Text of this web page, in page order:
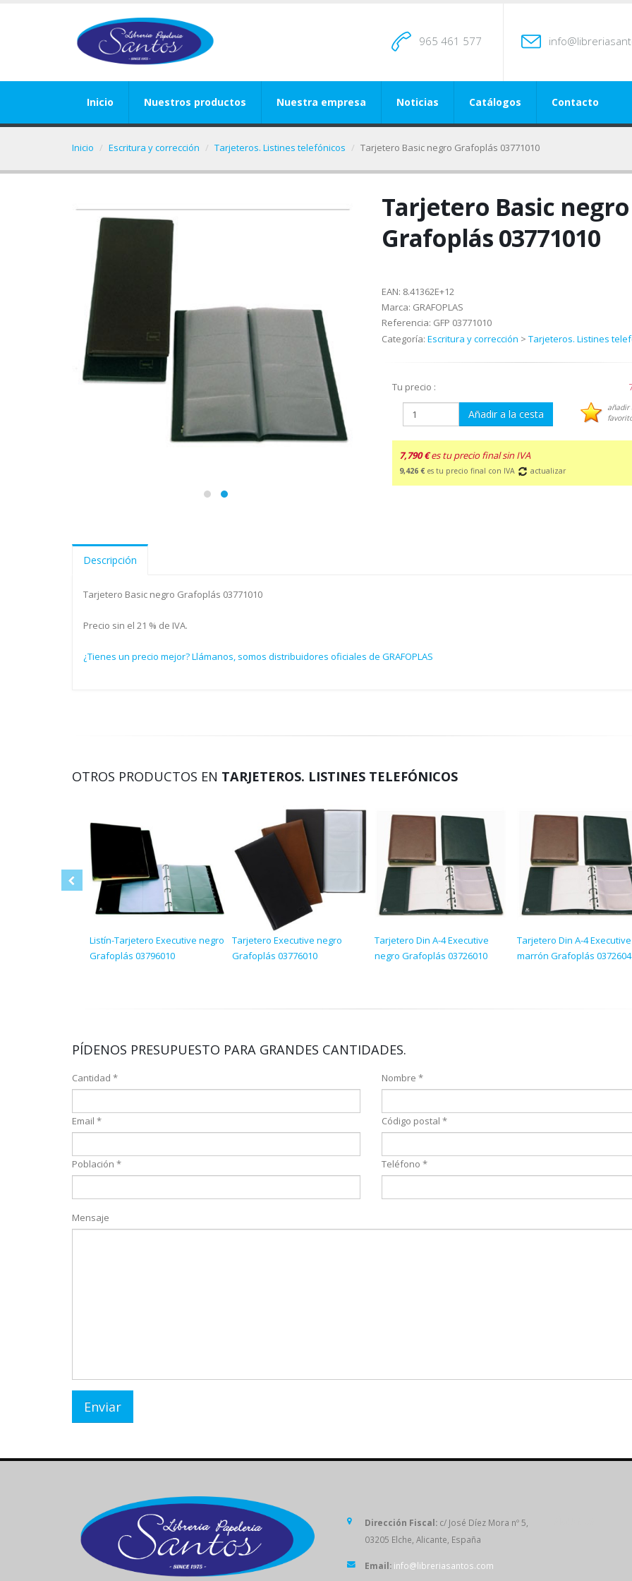
965 461 577
Inicio Nuestros productos Nuestra empresa Noticias Catálogos Contacto
Inicio Escritura y corrección Tarjeteros. Listines telefónicos Tarjetero Basic negro Grafoplás 03771010
Tarjetero Basic negro
Grafoplás 03771010
EAN: 8.41362E+12
Marca: GRAFOPLAS
Referencia: GFP 03771010
Categoría: Escritura y corrección > Tarjeteros. Listines
Tu precio :
Añadir a la cesta
añadir
7,790 €es tu precio final sin IVA
9,426 € es tu precio final con IVA actualizar
Descripción
Tarjetero Basic negro Grafoplás 03771010
Precio sin el 21 % de IVA.
¿Tienes un precio mejor? Llámanos, somos distribuidores oficiales de GRAFOPLAS
OTROS PRODUCTOS EN TARJETEROS. LISTINES TELEFÓNICOS
Listín-Tarjetero Executive negro
Grafoplás 03796010
Tarjetero Executive negro
Grafoplás 03776010
Tarjetero Din A-4 Executive
negro Grafoplás 03726010
Tarjetero Din A-4 Executive
marrón Grafoplás
PÍDENOS PRESUPUESTO PARA GRANDES CANTIDADES.
Cantidad * Nombre *
Email * Código postal *
Población * Teléfono *
Mensaje
Dirección Fiscal: c/ José Díez Mora nº 5,
03205 Elche, Alicante, España
Email: info@libreriasantos.com